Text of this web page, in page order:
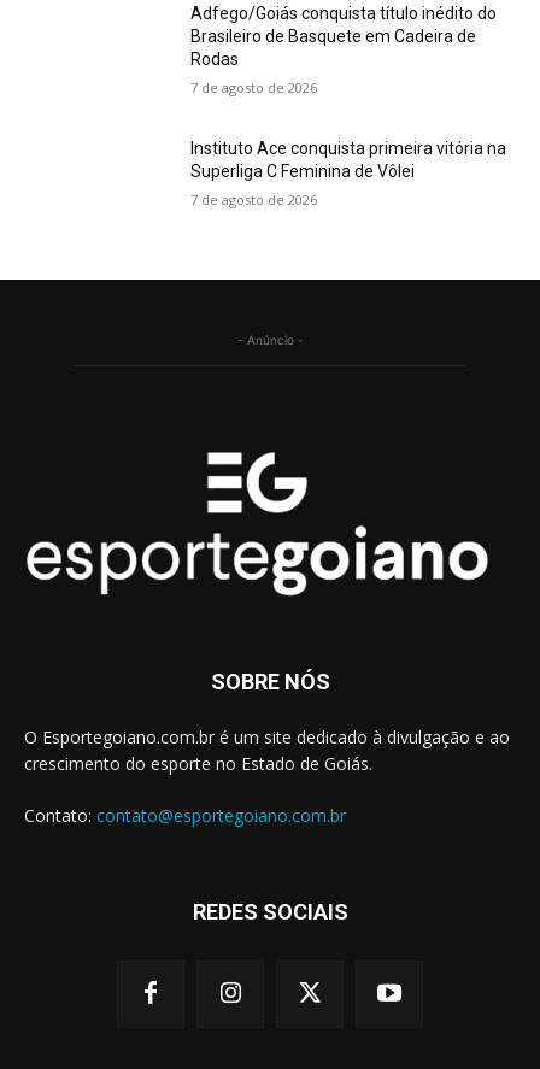
Adfego/Goiás conquista título inédito do
Brasileiro de Basquete em Cadeira de
Rodas
7 de agosto de 2026
Instituto Ace conquista primeira vitória na
Superliga C Feminina de Vôlei
7 de agosto de 2026
- Anúncio -
SOBRE NÓS
O Esportegoiano.com.br é um site dedicado à divulgação e ao
crescimento do esporte no Estado de Goiás.
Contato: contato@esportegoiano.com.br
REDES SOCIAIS